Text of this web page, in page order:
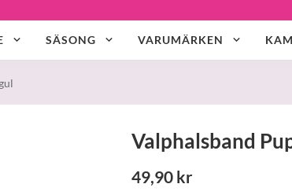
SÄSONG VARUMÄRKEN
Valphalsband
49,90 kr